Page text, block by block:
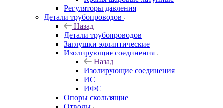
Регуляторы давления
Детали трубопроводов
Назад
Детали трубопроводов
Заглушки эллиптические
Изолирующие соединения
Назад
Изолирующие соединения
ИС
ИФС
Опоры скользящие
Отводы